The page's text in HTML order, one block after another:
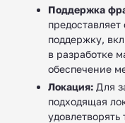
Поддержка
поддержку,
в разработке
обеспечение
Локация: Для
подходящая